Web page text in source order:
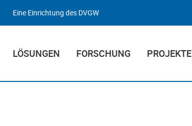
LÖSUNGEN FORSCHUNG PROJEKTE
Eine Einrichtung des DVGW